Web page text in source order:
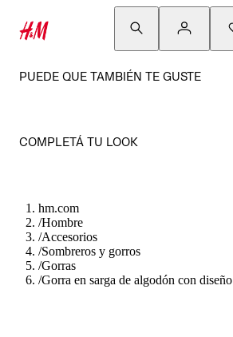
PUEDE QUE TAMBIÉN TE GUSTE
COMPLETÁ TU LOOK
hm.com
/Hombre
/Accesorios
/Sombreros y gorros
/Gorras
/Gorra en sarga de algodón con diseño